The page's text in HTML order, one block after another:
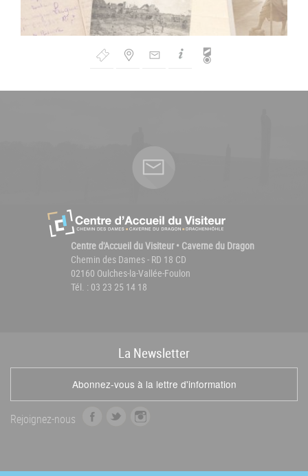
de
Centre d'Accueil du Visiteur • Caverne du Dragon
Chemin des Dames - RD 18 CD
02160 Oulches-la-Vallée-Foulon
Tél. : 03 23 25 14 18
La Newsletter
Abonnez-vous à la lettre d'information
Rejoignez-nous